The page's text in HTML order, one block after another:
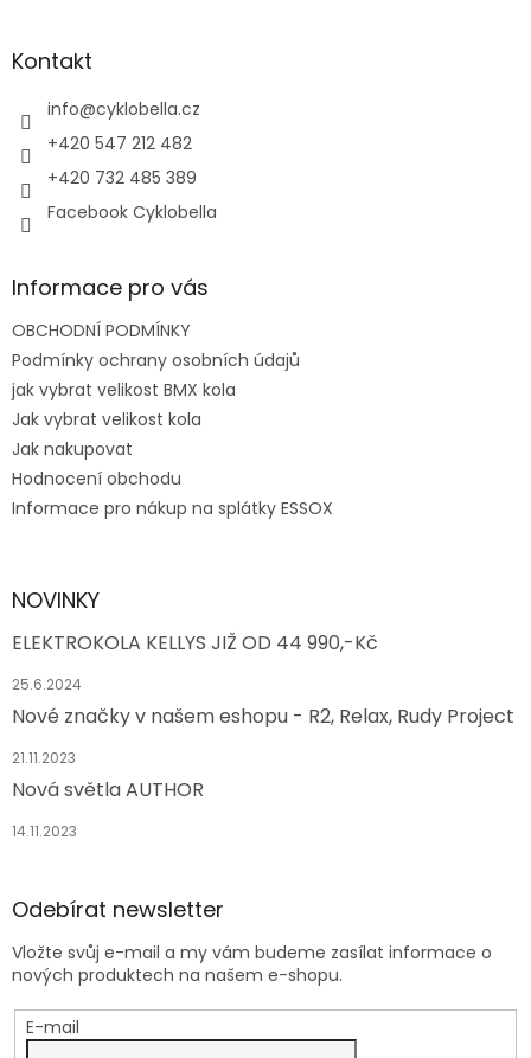
aKontakt
info@cyklobella.cz
+420 547 212 482
+420 732 485 389
Facebook Cyklobella
Informace pro vás
OBCHODNÍ PODMÍNKY
Podmínky ochrany osobních údajů
jak vybrat velikost BMX kola
Jak vybrat velikost kola
Jak nakupovat
Hodnocení obchodu
Informace pro nákup na splátky ESSOX
NOVINKY
ELEKTROKOLA KELLYS JIŽ OD 44 990,-Kč
25.6.2024
Nové značky v našem eshopu - R2, Relax, Rudy Project
21.11.2023
Nová světla AUTHOR
14.11.2023
Odebírat newsletter
Vložte svůj e-mail a my vám budeme zasílat informace o
nových produktech na našem e-shopu.
E-mail